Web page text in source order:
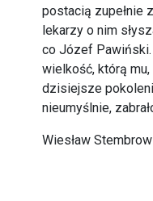
postacią zupełnie
lekarzy o nim
co Józef
wielkość, którą
dzisiejsze
nieumyślnie,
Wiesław